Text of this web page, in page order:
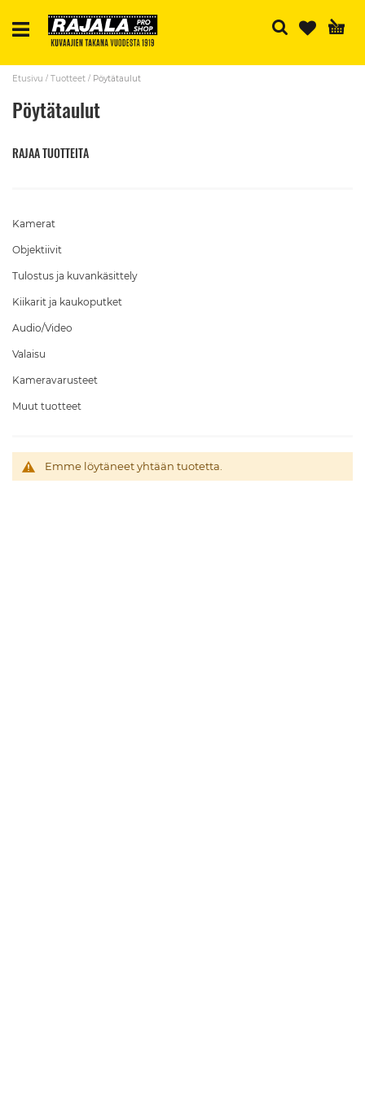
Etusivu Tuotteet Pöytätaulut
Pöytätaulut
Emme löytäneet yhtään tuotetta.
Kamerat
Objektiivit
Tulostus ja kuvankäsittely
Kiikarit ja kaukoputket
Audio/Video
Valaisu
Kameravarusteet
Muut tuotteet
RAJAA TUOTTEITA